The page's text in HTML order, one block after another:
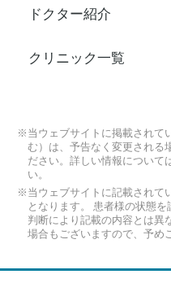
ドクター紹介
クリニック一覧
※当ウェブサイトに掲載されて
む）は、予告なく変更される
ださい。詳しい情報について
い。
※当ウェブサイトに記載されて
となります。 患者様の状態
判断により記載の内容とは異
場合もございますので、予め